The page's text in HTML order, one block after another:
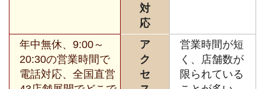
対
応
年中無休、9:00～
20:30の営業時間で
電話対応、全国直営
ア
ク
セ
営業時間が短
く、店舗数が
限られている